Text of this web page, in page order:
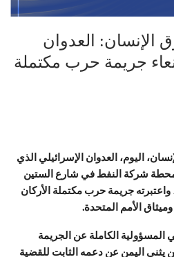
الإنسان: العدوان
جريمة حرب مكتملة
اليوم، العدوان الإسرائيلي الذي
شركة النفط في شارع الستين
جريمة حرب مكتملة الأركان
الأمم المتحدة.
المسؤولية الكاملة عن الجريمة
لن يثني اليمن عن دعمه الثابت للقضية